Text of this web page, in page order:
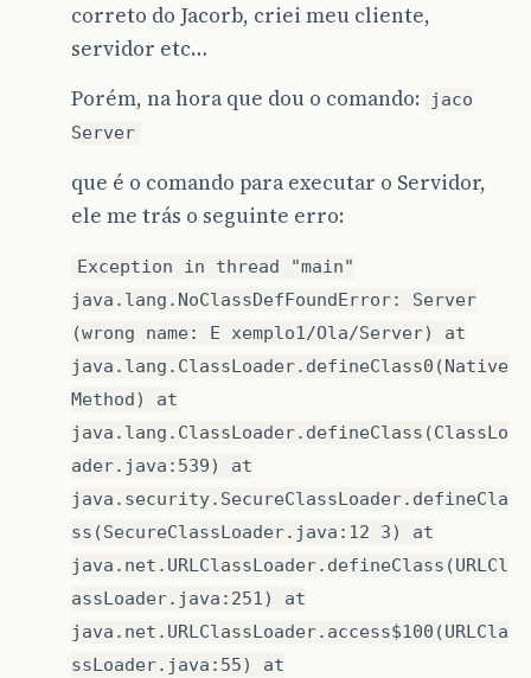
correto do Jacorb, criei meu cliente,
servidor etc…
Porém, na hora que dou o comando:
jaco
Server
que é o comando para executar o Servidor,
ele me trás o seguinte erro:
Exception in thread "main"
java.lang.NoClassDefFoundError: Server
(wrong name: E xemplo1/Ola/Server) at
java.lang.ClassLoader.defineClass0(Native
Method) at
java.lang.ClassLoader.defineClass(ClassLo
ader.java:539) at
java.security.SecureClassLoader.defineCla
ss(SecureClassLoader.java:12 3) at
java.net.URLClassLoader.defineClass(URLCl
assLoader.java:251) at
java.net.URLClassLoader.access$100(URLCla
ssLoader.java:55) at